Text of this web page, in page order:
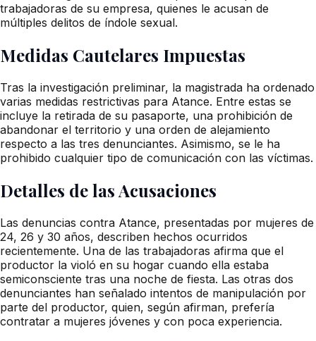
trabajadoras de su empresa, quienes le acusan de
múltiples delitos de índole sexual.
Medidas Cautelares Impuestas
Tras la investigación preliminar, la magistrada ha ordenado
varias medidas restrictivas para Atance. Entre estas se
incluye la retirada de su pasaporte, una prohibición de
abandonar el territorio y una orden de alejamiento
respecto a las tres denunciantes. Asimismo, se le ha
prohibido cualquier tipo de comunicación con las víctimas.
Detalles de las Acusaciones
Las denuncias contra Atance, presentadas por mujeres de
24, 26 y 30 años, describen hechos ocurridos
recientemente. Una de las trabajadoras afirma que el
productor la violó en su hogar cuando ella estaba
semiconsciente tras una noche de fiesta. Las otras dos
denunciantes han señalado intentos de manipulación por
parte del productor, quien, según afirman, prefería
contratar a mujeres jóvenes y con poca experiencia.